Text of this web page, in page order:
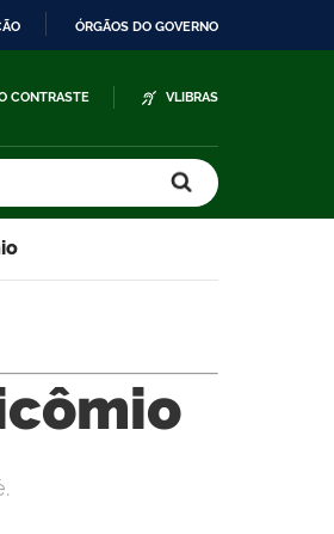
ÓRGÃOS DO GOVERNO
CONTRASTE VLIBRAS